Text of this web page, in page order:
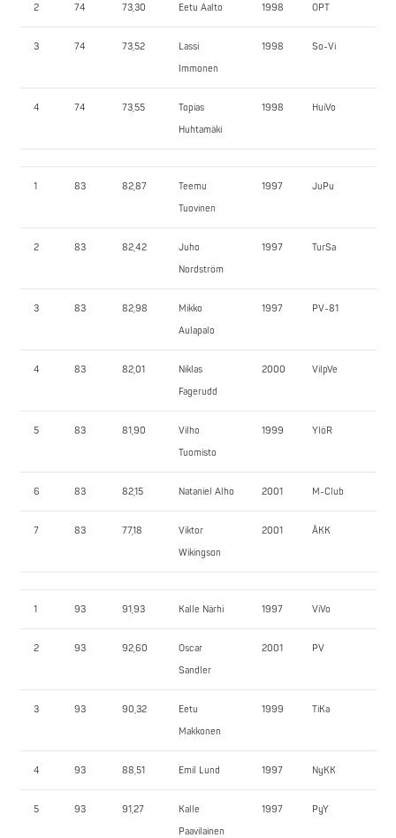
2 74 73,30 Eetu Aalto 1998 OPT
3 74 73,52
Lassi
Immonen
1998 So-Vi
4 74 73,55
Topias
Huhtamäki
1998 HuiVo
1 83 82,87
Teemu
Tuovinen
1997 JuPu
2 83 82,42
Juho
Nordström
1997 TurSa
3 83 82,98
Mikko
Aulapalo
1997 PV-81
4 83 82,01
Niklas
Fagerudd
2000 VilpVe
5 83 81,90
Vilho
Tuomisto
1999 YlöR
6 83 82,15 Nataniel Alho 2001 M-Club
7 83 77,18
Viktor
Wikingson
2001 ÅKK
1 93 91,93 Kalle Närhi 1997 ViVo
2 93 92,60
Oscar
Sandler
2001 PV
3 93 90,32
Eetu
Makkonen
1999 TiKa
4 93 88,51 Emil Lund 1997 NyKK
5 93 91,27
Kalle
Paavilainen
1997 PyY